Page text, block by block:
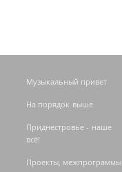
Музыкальный привет
На порядок выше
Приднестровье - наше
всё!
Проекты, межпрограммы